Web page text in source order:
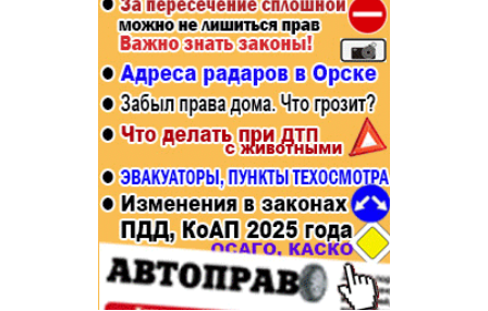
Строительство и ремонт
Авто и мото
Рестораны, кафе, бары
Спорт Фитнес
Недвижимость
Красота Косметология
Торговля
Бизнес и финансы
Юристы, Экспертиза, Страхование
Ремонт
Социальные организации
Это интересно
Администрация